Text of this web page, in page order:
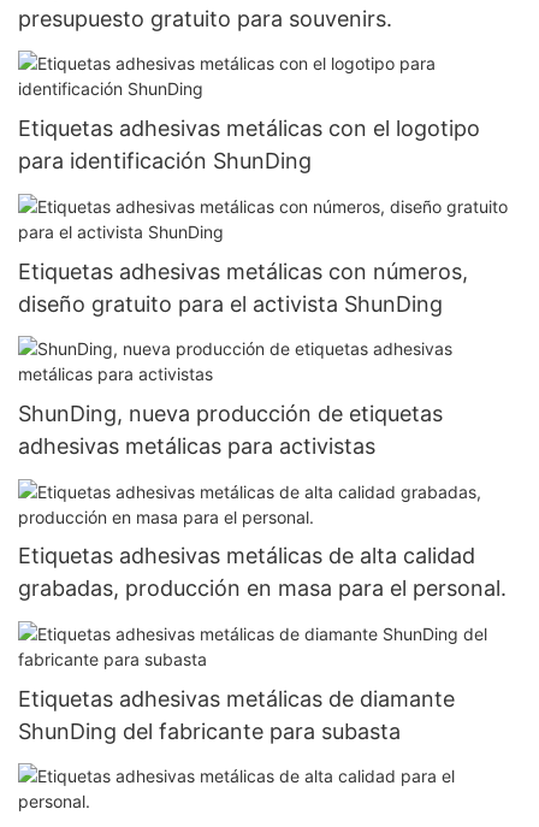
presupuesto gratuito para souvenirs.
Etiquetas adhesivas metálicas con el logotipo
para identificación ShunDing
Etiquetas adhesivas metálicas con números,
diseño gratuito para el activista ShunDing
ShunDing, nueva producción de etiquetas
adhesivas metálicas para activistas
Etiquetas adhesivas metálicas de alta calidad
grabadas, producción en masa para el personal.
Etiquetas adhesivas metálicas de diamante
ShunDing del fabricante para subasta